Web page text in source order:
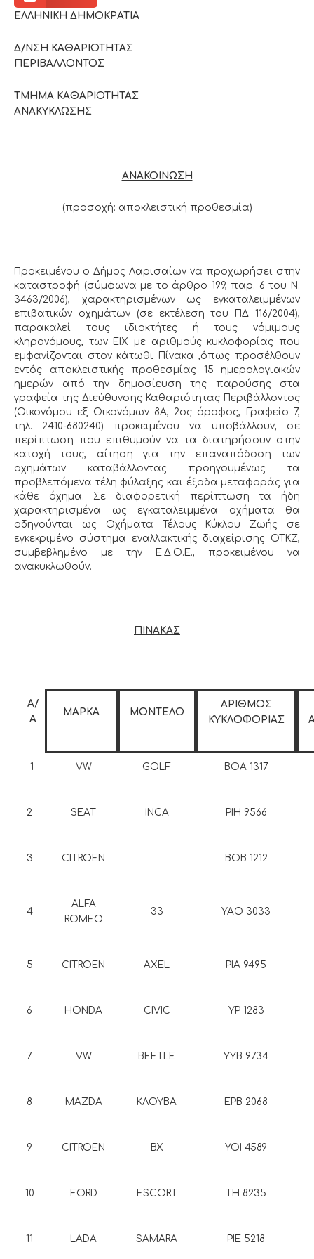
ΕΛΛΗΝΙΚΗ ΔΗΜΟΚΡΑΤΙΑ
Δ/ΝΣΗ ΚΑΘΑΡΙΟΤΗΤΑΣ
ΠΕΡΙΒΑΛΛΟΝΤΟΣ
ΤΜΗΜΑ ΚΑΘΑΡΙΟΤΗΤΑΣ
ΑΝΑΚΥΚΛΩΣΗΣ
ΑΝΑΚΟΙΝΩΣΗ
(προσοχή: αποκλειστική προθεσμία)
Προκειμένου ο Δήμος Λαρισαίων να προχωρήσει στην
καταστροφή (σύμφωνα με το άρθρο 199, παρ. 6 του Ν.
3463/2006), χαρακτηρισμένων ως εγκαταλειμμένων
επιβατικών οχημάτων (σε εκτέλεση του ΠΔ 116/2004),
παρακαλεί τους ιδιοκτήτες ή τους νόμιμους
κληρονόμους, των ΕΙΧ με αριθμούς κυκλοφορίας που
εμφανίζονται στον κάτωθι Πίνακα ,όπως προσέλθουν
εντός αποκλειστικής προθεσμίας 15 ημερολογιακών
ημερών από την δημοσίευση της παρούσης στα
γραφεία της Διεύθυνσης Καθαριότητας Περιβάλλοντος
(Οικονόμου εξ Οικονόμων 8Α, 2ος όροφος, Γραφείο 7,
τηλ. 2410-680240) προκειμένου να υποβάλλουν, σε
περίπτωση που επιθυμούν να τα διατηρήσουν στην
κατοχή τους, αίτηση για την επαναπόδοση των
οχημάτων καταβάλλοντας προηγουμένως τα
προβλεπόμενα τέλη φύλαξης και έξοδα μεταφοράς για
κάθε όχημα. Σε διαφορετική περίπτωση τα ήδη
χαρακτηρισμένα ως εγκαταλειμμένα οχήματα θα
οδηγούνται ως Οχήματα Τέλους Κύκλου Ζωής σε
εγκεκριμένο σύστημα εναλλακτικής διαχείρισης ΟΤΚΖ,
συμβεβλημένο με την Ε.Δ.Ο.Ε., προκειμένου να
ανακυκλωθούν.
ΠΙΝΑΚΑΣ
Α/
Α
ΜΑΡΚΑ ΜΟΝΤΕΛΟ
ΑΡΙΘΜΟΣ
ΚΥΚΛΟΦΟΡΙΑΣ
1 VW GOLF BOA 1317
2 SEAT INCA PIH 9566
3 CITROEN BOB 1212
4
ALFA
ROMEO
33 YAO 3033
5 CITROEN AXEL PIA 9495
6 HONDA CIVIC ΥΡ 1283
7 VW BEETLE YYB 9734
8 MAZDA ΚΛΟΥΒΑ ΕΡΒ 2068
9 CITROEN BX ΥΟΙ 4589
10 FORD ESCORT TH 8235
11 LADA SAMARA PIE 5218